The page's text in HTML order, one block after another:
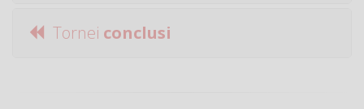
Tornei conclusi